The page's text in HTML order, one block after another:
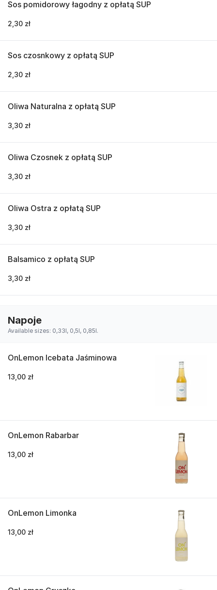
Sos pomidorowy łagodny z opłatą SUP
2,30 zł
Sos czosnkowy z opłatą SUP
2,30 zł
Oliwa Naturalna z opłatą SUP
3,30 zł
Oliwa Czosnek z opłatą SUP
3,30 zł
Oliwa Ostra z opłatą SUP
3,30 zł
Balsamico z opłatą SUP
3,30 zł
Napoje
Available sizes: 0,33l, 0,5l, 0,85l.
OnLemon Icebata Jaśminowa
13,00 zł
OnLemon Rabarbar
13,00 zł
OnLemon Limonka
13,00 zł